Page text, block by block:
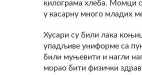
килограма хлеба. Момци
у касарну много младих
Хусари су били лака
упадљиве униформе са
били муњевити и нагли
морао бити физички